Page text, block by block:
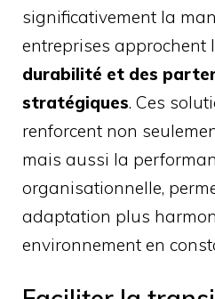
significativement la
entreprises approchent
durabilité et des
stratégiques. Ces
renforcent non
mais aussi la
organisationnelle,
adaptation plus
environnement en